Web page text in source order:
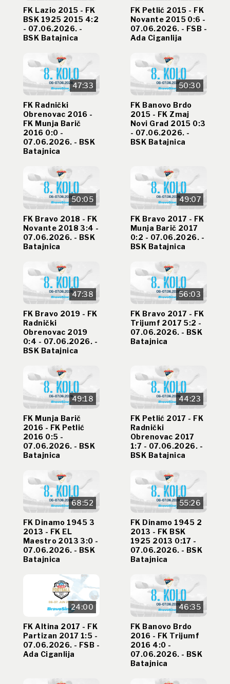
FK Lazio 2015 - FK
BSK 1925 2015 4:2
- 07.06.2026. -
BSK Batajnica
FK Petlić 2015 - FK
Novante 2015 0:6 -
07.06.2026. - FSB -
Ada Ciganlija
47:33
FK Radnički
Obrenovac 2016 -
FK Munja Barič
2016 0:0 -
07.06.2026. - BSK
Batajnica
50:30
FK Banovo Brdo
2015 - FK Zmaj
Novi Grad 2015 0:3
- 07.06.2026. -
BSK Batajnica
50:05
FK Bravo 2018 - FK
Novante 2018 3:4 -
07.06.2026. - BSK
Batajnica
49:07
FK Bravo 2017 - FK
Munja Barič 2017
0:2 - 07.06.2026. -
BSK Batajnica
47:38
FK Bravo 2019 - FK
Radnički
Obrenovac 2019
0:4 - 07.06.2026. -
BSK Batajnica
56:03
FK Bravo 2017 - FK
Trijumf 2017 5:2 -
07.06.2026. - BSK
Batajnica
49:18
FK Munja Barič
2016 - FK Petlić
2016 0:5 -
07.06.2026. - BSK
Batajnica
44:23
FK Petlić 2017 - FK
Radnički
Obrenovac 2017
1:7 - 07.06.2026. -
BSK Batajnica
68:52
FK Dinamo 1945 3
2013 - FK EL
Maestro 2013 3:0 -
07.06.2026. - BSK
Batajnica
55:26
FK Dinamo 1945 2
2013 - FK BSK
1925 2013 0:17 -
07.06.2026. - BSK
Batajnica
24:00
FK Altina 2017 - FK
Partizan 2017 1:5 -
07.06.2026. - FSB -
Ada Ciganlija
46:35
FK Banovo Brdo
2016 - FK Trijumf
2016 4:0 -
07.06.2026. - BSK
Batajnica